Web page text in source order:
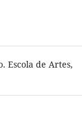
Escola de Artes,